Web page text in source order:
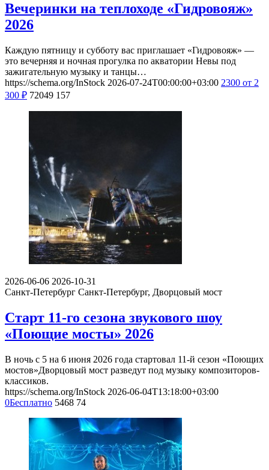
Вечеринки на теплоходе «Гидровояж»
2026
Каждую пятницу и субботу вас приглашает «Гидровояж» —
это вечерняя и ночная прогулка по акватории Невы под
зажигательную музыку и танцы…
https://schema.org/InStock 2026-07-24T00:00:00+03:00 2300 от 2
300 ₽ 72049 157
2026-06-06 2026-10-31
Санкт-Петербург Санкт-Петербург, Дворцовый мост
Старт 11-го сезона звукового шоу
«Поющие мосты» 2026
В ночь с 5 на 6 июня 2026 года стартовал 11-й сезон «Поющих
мостов»Дворцовый мост разведут под музыку композиторов-
классиков.
https://schema.org/InStock 2026-06-04T13:18:00+03:00
0Бесплатно 5468 74